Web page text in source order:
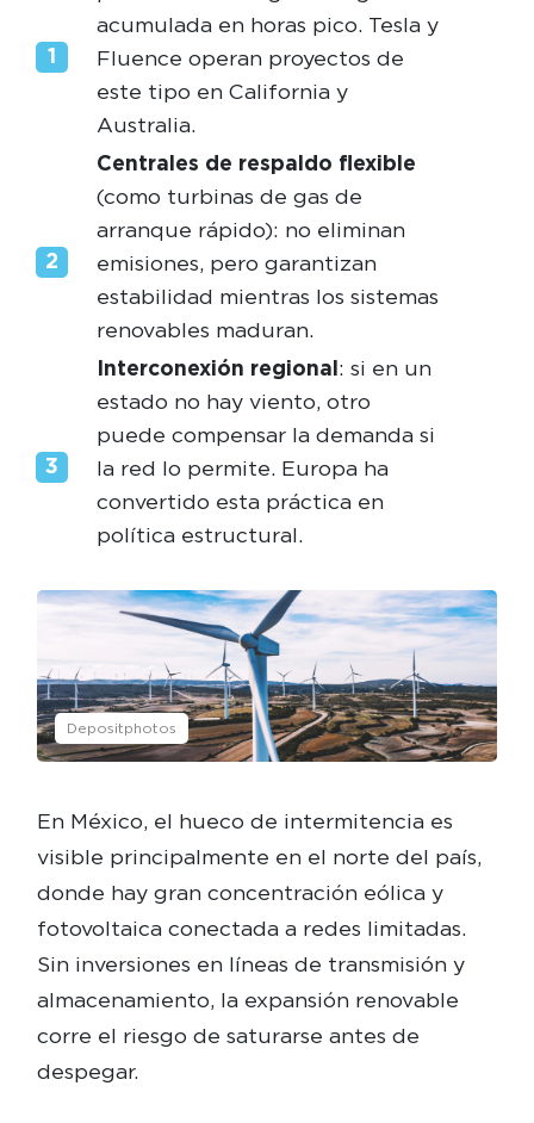
acumulada en horas pico. Tesla y
Fluence operan proyectos de
este tipo en California y
Australia.
Centrales de respaldo flexible
(como turbinas de gas de
arranque rápido): no eliminan
emisiones, pero garantizan
estabilidad mientras los sistemas
renovables maduran.
Interconexión regional: si en un
estado no hay viento, otro
puede compensar la demanda si
la red lo permite. Europa ha
convertido esta práctica en
política estructural.
Depositphotos
En México, el hueco de intermitencia es
visible principalmente en el norte del país,
donde hay gran concentración eólica y
fotovoltaica conectada a redes limitadas.
Sin inversiones en líneas de transmisión y
almacenamiento, la expansión renovable
corre el riesgo de saturarse antes de
despegar.